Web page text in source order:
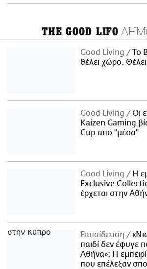
THE GOOD LIFO
Good Living
Το
θέλει χώρο.
Good Living
Οι
Kaizen Gaming
Cup από "μέσα"
Good Living
Η
Exclusive
έρχεται στην
Εκπαίδευση
παιδί δεν έφυγε
Αθήνα»: Η
που επέλεξαν